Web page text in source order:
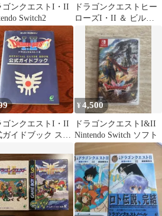
ゴンクエストI・II
Switch2
ドラゴンクエストヒー
ローズI・II ＆ ビルダ
ーズ Switch ソフト
ゴンクエストI・II
ガイドブック スー
¥4,500
ドラゴンクエストI&II
Nintendo Switch ソフト